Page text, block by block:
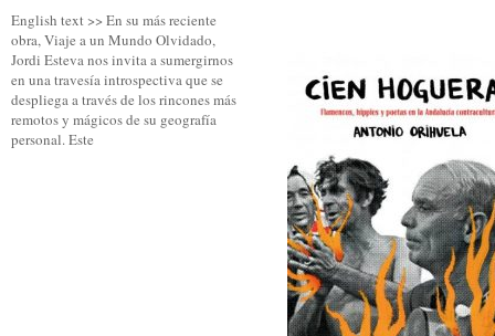
English text >> En su más reciente
obra, Viaje a un Mundo Olvidado,
Jordi Esteva nos invita a sumergirnos
en una travesía introspectiva que se
despliega a través de los rincones más
remotos y mágicos de su geografía
personal. Este